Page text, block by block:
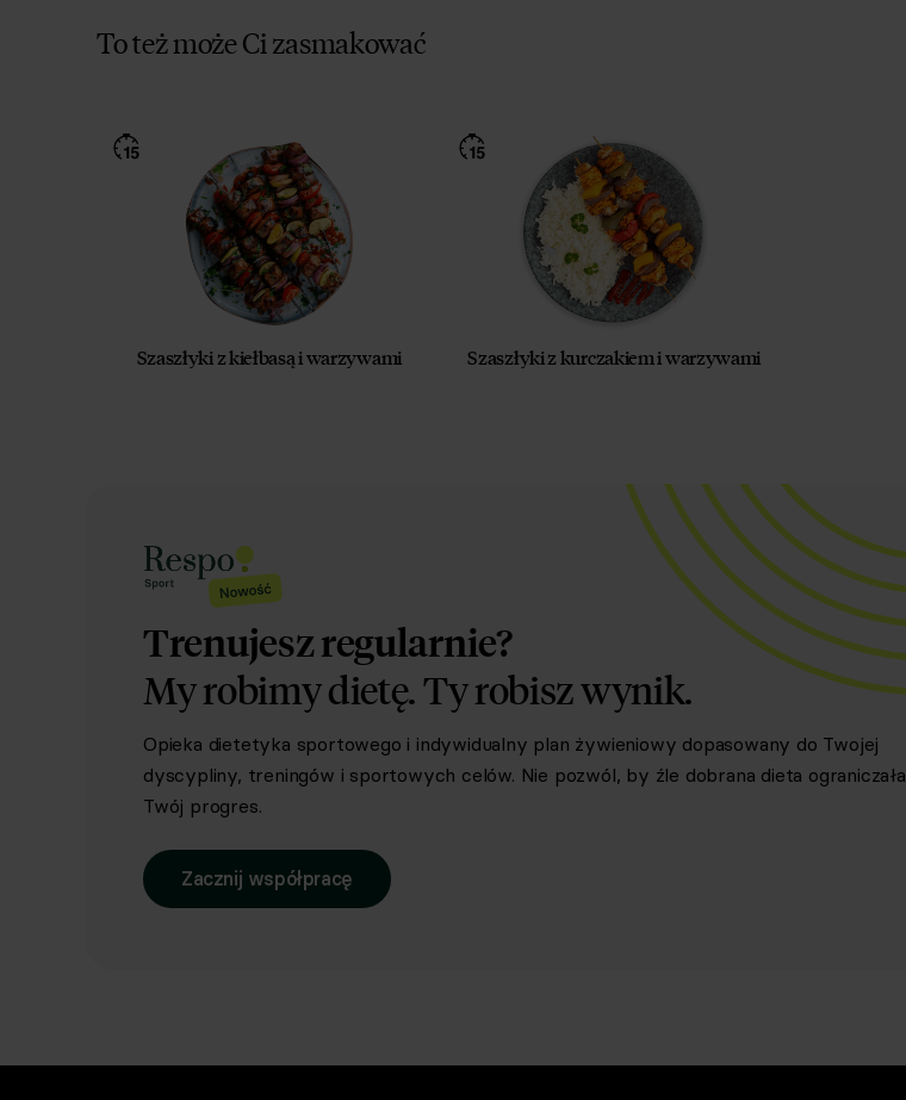
To też może Ci zasmakować
Szaszłyki z kiełbasą i warzywami Szaszłyki z kurczakiem i warzywami
Trenujesz regularnie?
My robimy dietę.Ty robisz wynik.
Opieka dietetyka sportowego i indywidualny plan żywieniowy dopasowany do Twojej
dyscypliny, treningów i sportowych celów. Nie pozwól, by źle dobrana dieta ograniczała
Twój progres.
Zacznij współpracę